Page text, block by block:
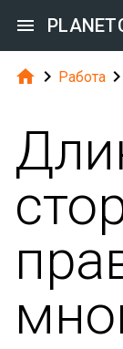

  Работа 